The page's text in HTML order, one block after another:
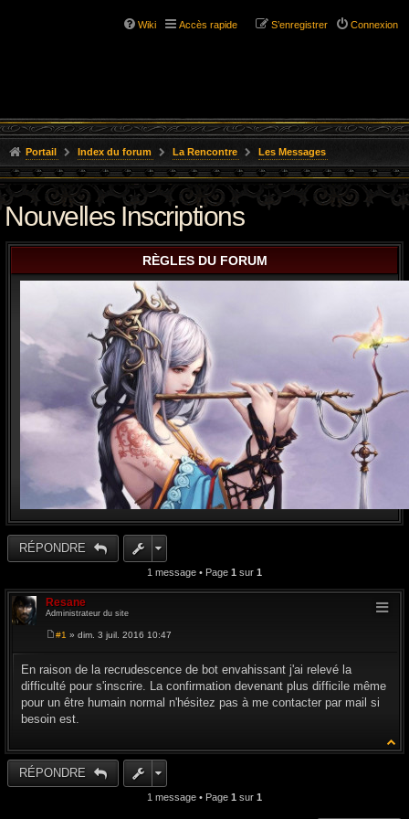
Wiki Accès rapide Connexion
S’enregistrer
Portail Index du forum La Rencontre Les Messages
Nouvelles Inscriptions
RÈGLES DU FORUM
RÉPONDRE
1 message • Page 1 sur 1
Resane
Administrateur du site
s
a
e
#1 » dim. 3 juil. 2016 10:47
En raison de la recrudescence de bot envahissant j'ai relevé la
difficulté pour s'inscrire. La confirmation devenant plus difficile même
pour un être humain normal n'hésitez pas à me contacter par mail si
besoin est.
RÉPONDRE
1 message • Page 1 sur 1